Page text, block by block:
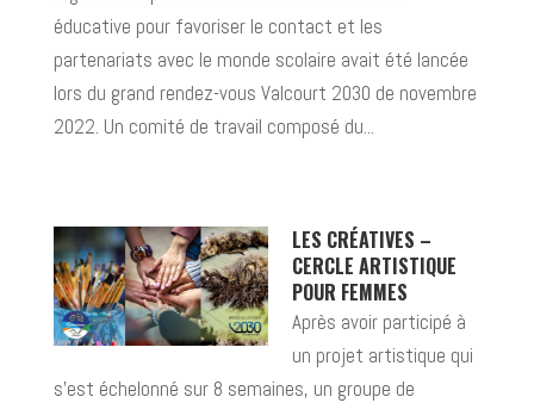
éducative pour favoriser le contact et les
partenariats avec le monde scolaire avait été lancée
lors du grand rendez-vous Valcourt 2030 de novembre
2022. Un comité de travail composé du...
LES CRÉATIVES –
CERCLE ARTISTIQUE
POUR FEMMES
Après avoir participé à
un projet artistique qui
s’est échelonné sur 8 semaines, un groupe de